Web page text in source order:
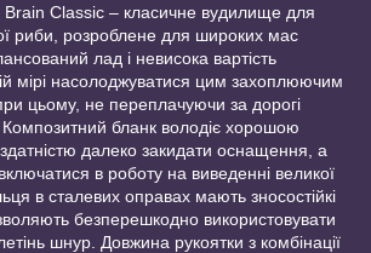
Classic – класичне вудилище для
риби, розроблене для широких мас
лад і невисока вартість
мірі насолоджуватися цим захоплюючим
цьому, не переплачуючи за дорогі
Композитний бланк володіє хорошою
далеко закидати оснащення, а
в роботу на виведенні великої
в сталевих оправах мають зносостійкі
безперешкодно використовувати
шнур. Довжина рукоятки з комбінації